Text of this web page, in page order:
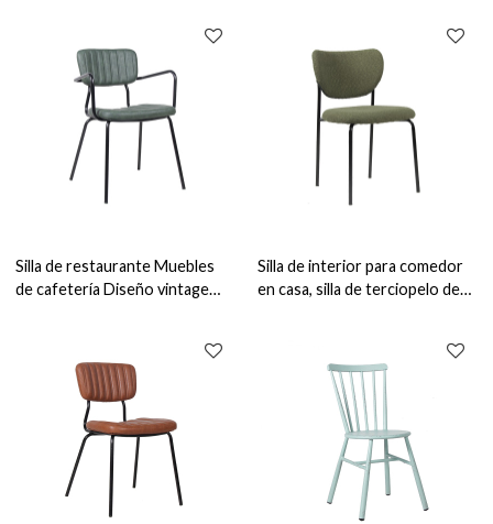
Silla de restaurante Muebles
de cafetería Diseño vintage
Silla de interior para comedor
en casa, silla de terciopelo de